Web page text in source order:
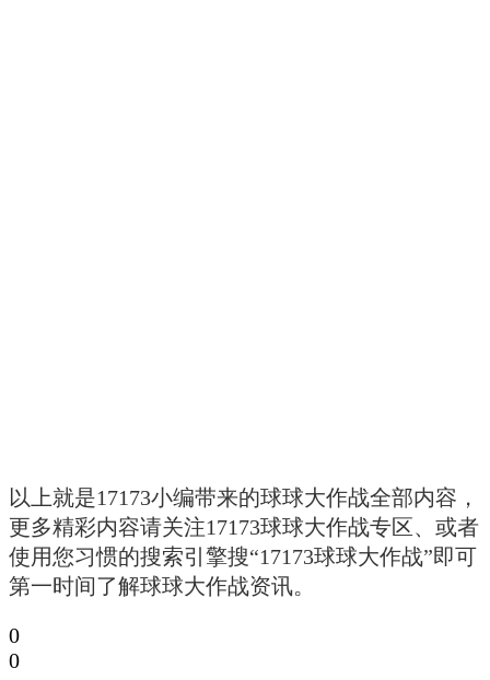
以上就是17173小编带来的球球大作战全部内容，
更多精彩内容请关注17173球球大作战专区、或者
使用您习惯的搜索引擎搜“17173球球大作战”即可
第一时间了解球球大作战资讯。
0
0